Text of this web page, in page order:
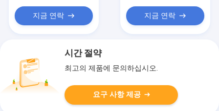
지금 연락 지금 연락
시간 절약
최고의 제품에 문의하십시오.
요구 사항 제공